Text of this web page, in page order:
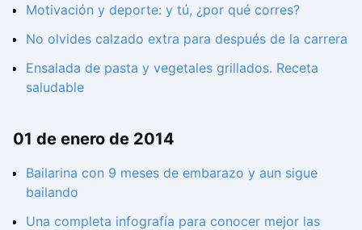
Motivación y deporte: y tú, ¿por qué corres?
No olvides calzado extra para después de la carrera
Ensalada de pasta y vegetales grillados. Receta
saludable
01 de enero de 2014
Bailarina con 9 meses de embarazo y aun sigue
bailando
Una completa infografía para conocer mejor las